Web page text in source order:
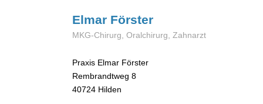
Elmar Förster
MKG-Chirurg, Oralchirurg, Zahnarzt
Praxis Elmar Förster
Rembrandtweg 8
40724 Hilden